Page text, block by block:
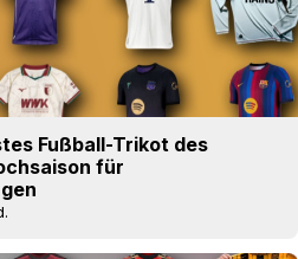
Fußball-Trikot des
für